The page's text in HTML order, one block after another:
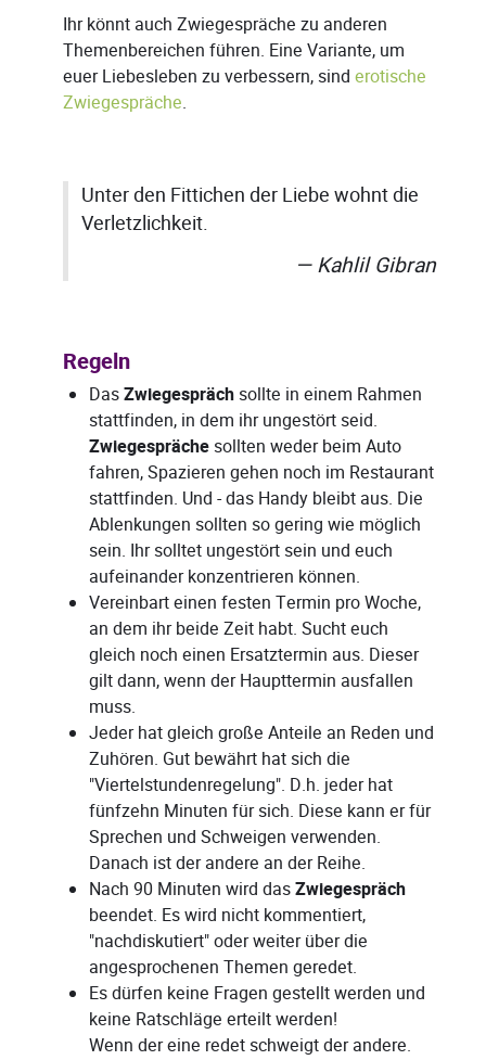
Ihr könnt auch Zwiegespräche zu anderen
Themenbereichen führen. Eine Variante, um
euer Liebesleben zu verbessern, sind erotische
Zwiegespräche.
Unter den Fittichen der Liebe wohnt die
Verletzlichkeit.
Kahlil Gibran
Regeln
DasZwiegesprächsollte in einem Rahmen
stattfinden, in dem ihr ungestört seid.
Zwiegesprächesollten weder beim Auto
fahren, Spazieren gehen noch im Restaurant
stattfinden. Und - das Handy bleibt aus. Die
Ablenkungen sollten so gering wie möglich
sein. Ihr solltet ungestört sein und euch
aufeinander konzentrieren können.
Vereinbart einen festen Termin pro Woche,
an dem ihr beide Zeit habt. Sucht euch
gleich noch einen Ersatztermin aus. Dieser
gilt dann, wenn der Haupttermin ausfallen
muss.
Jeder hat gleich große Anteile an Reden und
Zuhören. Gut bewährt hat sich die
"Viertelstundenregelung". D.h. jeder hat
fünfzehn Minuten für sich. Diese kann er für
Sprechen und Schweigen verwenden.
Danach ist der andere an der Reihe.
Nach 90 Minuten wird dasZwiegespräch
beendet. Es wird nicht kommentiert,
"nachdiskutiert" oder weiter über die
angesprochenen Themen geredet.
Es dürfen keine Fragen gestellt werden und
keine Ratschläge erteilt werden!
Wenn der eine redet schweigt der andere.